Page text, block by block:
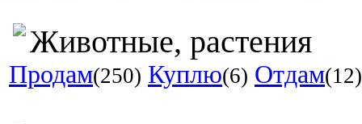
Животные, растения
Продам(250) Куплю(6) Отдам(12)